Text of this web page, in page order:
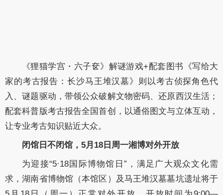
《狸猫学宫・六子奁》解谜游戏+配套图书《写给大
家的考古报告：长沙马王堆汉墓》则以考古侦探角色代
入、谜题驱动，带领公众破解文物密码、还原西汉生活；
配套科普版考古报告全国首创，以通俗图文与立体互动，
让专业考古知识贴近大众。
闭馆日不闭馆，5月18日周一湘博对外开放
为迎接“5·18国际博物馆日”，满足广大观众文化需
求，湖南省博物馆（本馆区）及马王堆汉墓墓坑遗址将于